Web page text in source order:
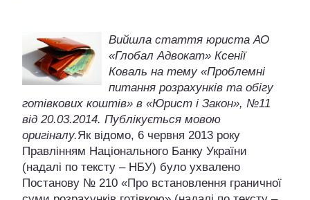
Вийшла стаття юриста АО
«Глобал Адвокат» Ксенії
Коваль на тему «Проблемні
питання розрахунків та обігу
готівкових коштів» в «Юрист і Закон», №11
від 20.03.2014. Публікується мовою
оригіналу.Як відомо, 6 червня 2013 року
Правлінням Національного Банку України
(надалі по тексту – НБУ) було ухвалено
Постанову № 210 «Про встановлення граничної